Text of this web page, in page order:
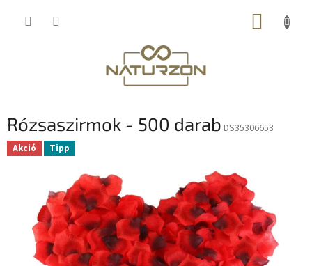
KOSÁR
Rózsaszirmok - 500 darab DS35306653
Akció Tipp